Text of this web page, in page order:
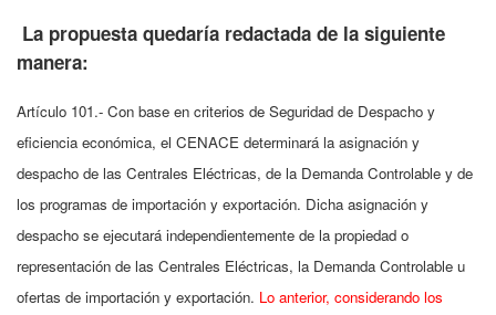
La propuesta quedaría redactada de la siguiente
manera:
Artículo 101.- Con base en criterios de Seguridad de Despacho y
eficiencia económica, el CENACE determinará la asignación y
despacho de las Centrales Eléctricas, de la Demanda Controlable y de
los programas de importación y exportación. Dicha asignación y
despacho se ejecutará independientemente de la propiedad o
representación de las Centrales Eléctricas, la Demanda Controlable u
ofertas de importación y exportación. Lo anterior, considerando los